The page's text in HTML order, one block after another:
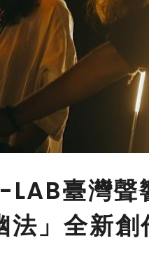
臺灣聲
」全新